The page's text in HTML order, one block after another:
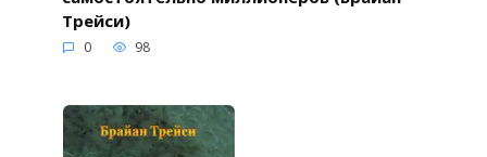
Трейси)
0 98